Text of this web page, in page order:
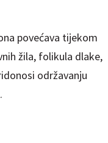
povećava tijekom
žila, folikula dlake,
održavanju